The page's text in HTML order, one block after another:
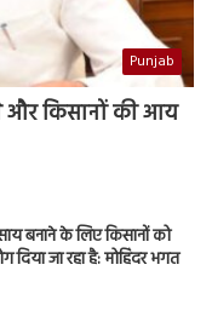
Punjab
और किसानों की आय
बनाने के लिए किसानों को
दिया जा रहा है: मोहिंदर भगत